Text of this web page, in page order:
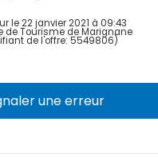
le 22 janvier 2021 à 09:43
de Tourisme de Marignane
de l'offre: 5549806)
une erreur